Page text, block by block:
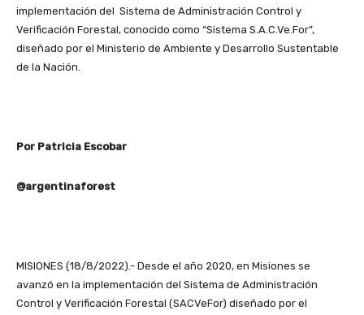
implementación del Sistema de Administración Control y
Verificación Forestal, conocido como “Sistema S.A.C.Ve.For”,
diseñado por el Ministerio de Ambiente y Desarrollo Sustentable
de la Nación.
Por Patricia Escobar
@argentinaforest
MISIONES (18/8/2022).- Desde el año 2020, en Misiones se
avanzó en la implementación del Sistema de Administración
Control y Verificación Forestal (SACVeFor) diseñado por el